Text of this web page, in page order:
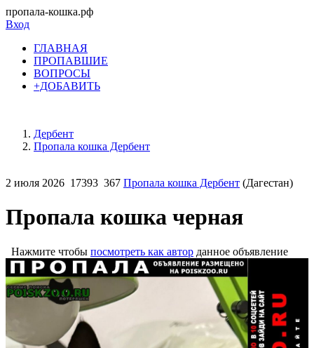
пропала-кошка.рф
Вход
ГЛАВНАЯ
ПРОПАВШИЕ
ВОПРОСЫ
+ДОБАВИТЬ
Дербент
Пропала кошка Дербент
2 июля 2026 17393 367 Пропала кошка Дербент (Дагестан)
Пропала кошка черная
Нажмите чтобы посмотреть как автор данное объявление